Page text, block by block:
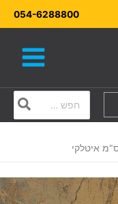
054-6288800
for: